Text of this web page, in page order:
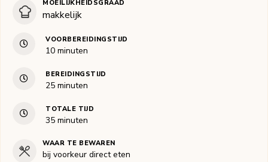
MOEILIJKHEIDSGRAAD
makkelijk
VOORBEREIDINGSTIJD
10minuten
minuten
BEREIDINGSTIJD
25minuten
minuten
TOTALE TIJD
35minuten
minuten
WAAR TE BEWAREN
bij voorkeur direct eten